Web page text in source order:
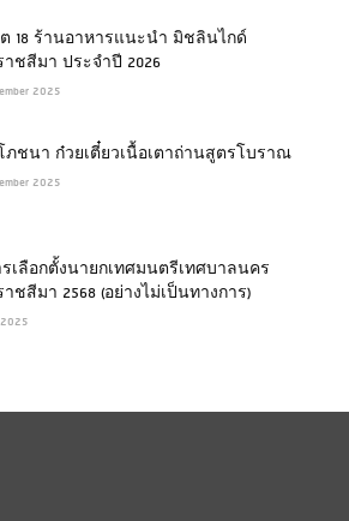
18 ร้านอาหารแนะนำ มิชลินไกด์
ชสีมา ประจำปี 2026
2025
ชนา ก๋วยเตี๋ยวเนื้อเตาถ่านสูตรโบราณ
2025
เลือกตั้งนายกเทศมนตรีเทศบาลนคร
ชสีมา 2568 (อย่างไม่เป็นทางการ)
2025